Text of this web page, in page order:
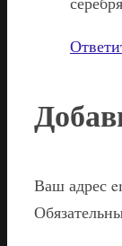
Ваш адрес